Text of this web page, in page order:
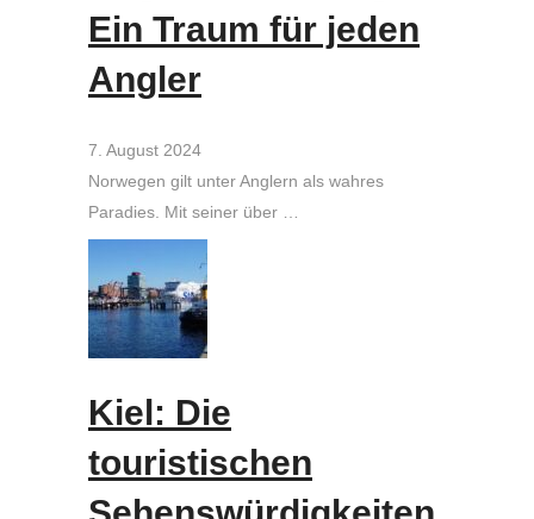
Ein Traum für jeden
Angler
7. August 2024
Norwegen gilt unter Anglern als wahres
Paradies. Mit seiner über …
Kiel: Die
touristischen